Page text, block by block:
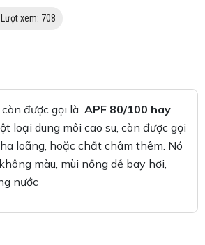
Lượt xem: 708
được gọi là APF 80/100 hay
loại dung môi cao su, còn được gọi
loãng, hoặc chất châm thêm. Nó
màu, mùi nồng dễ bay hơi,
nước